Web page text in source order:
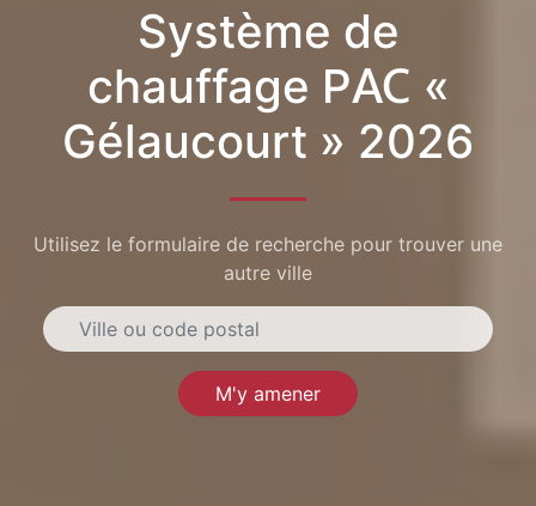
Système de
chauffage PAC «
Gélaucourt » 2026
Utilisez le formulaire de recherche pour trouver une
autre ville
M'y amener